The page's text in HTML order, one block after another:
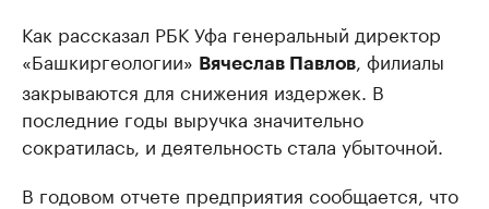
Как рассказал РБК Уфа генеральный директор
«Башкиргеологии» Вячеслав Павлов, филиалы
закрываются для снижения издержек. В
последние годы выручка значительно
сократилась, и деятельность стала убыточной.
В годовом отчете предприятия сообщается, что